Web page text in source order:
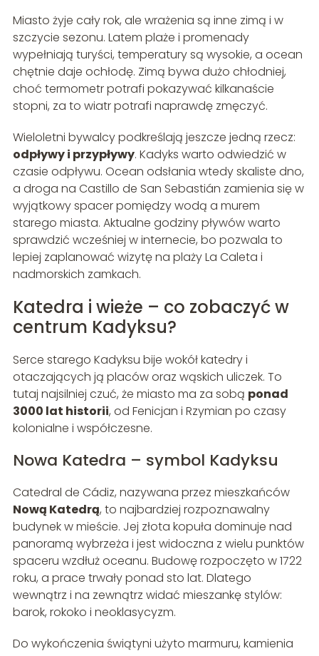
Miasto żyje cały rok, ale wrażenia są inne zimą i w
szczycie sezonu. Latem plaże i promenady
wypełniają turyści, temperatury są wysokie, a ocean
chętnie daje ochłodę. Zimą bywa dużo chłodniej,
choć termometr potrafi pokazywać kilkanaście
stopni, za to wiatr potrafi naprawdę zmęczyć.
Wieloletni bywalcy podkreślają jeszcze jedną rzecz:
odpływy i przypływy. Kadyks warto odwiedzić w
czasie odpływu. Ocean odsłania wtedy skaliste dno,
a droga na Castillo de San Sebastián zamienia się w
wyjątkowy spacer pomiędzy wodą a murem
starego miasta. Aktualne godziny pływów warto
sprawdzić wcześniej w internecie, bo pozwala to
lepiej zaplanować wizytę na plaży La Caleta i
nadmorskich zamkach.
Katedra i wieże – co zobaczyć w
centrum Kadyksu?
Serce starego Kadyksu bije wokół katedry i
otaczających ją placów oraz wąskich uliczek. To
tutaj najsilniej czuć, że miasto ma za sobą ponad
3000 lat historii, od Fenicjan i Rzymian po czasy
kolonialne i współczesne.
Nowa Katedra – symbol Kadyksu
Catedral de Cádiz, nazywana przez mieszkańców
Nową Katedrą, to najbardziej rozpoznawalny
budynek w mieście. Jej złota kopuła dominuje nad
panoramą wybrzeża i jest widoczna z wielu punktów
spaceru wzdłuż oceanu. Budowę rozpoczęto w 1722
roku, a prace trwały ponad sto lat. Dlatego
wewnątrz i na zewnątrz widać mieszankę stylów:
barok, rokoko i neoklasycyzm.
Do wykończenia świątyni użyto marmuru, kamienia